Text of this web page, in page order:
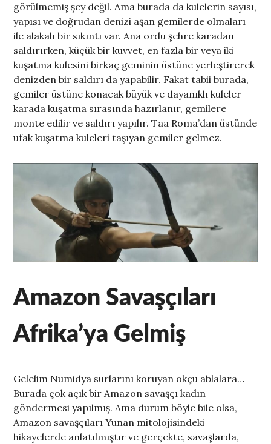
görülmemiş şey değil. Ama burada da kulelerin sayısı,
yapısı ve doğrudan denizi aşan gemilerde olmaları
ile alakalı bir sıkıntı var. Ana ordu şehre karadan
saldırırken, küçük bir kuvvet, en fazla bir veya iki
kuşatma kulesini birkaç geminin üstüne yerleştirerek
denizden bir saldırı da yapabilir. Fakat tabii burada,
gemiler üstüne konacak büyük ve dayanıklı kuleler
karada kuşatma sırasında hazırlanır, gemilere
monte edilir ve saldırı yapılır. Taa Roma’dan üstünde
ufak kuşatma kuleleri taşıyan gemiler gelmez.
Amazon Savaşçıları
Afrika’ya Gelmiş
Gelelim Numidya surlarını koruyan okçu ablalara…
Burada çok açık bir Amazon savaşçı kadın
göndermesi yapılmış. Ama durum böyle bile olsa,
Amazon savaşçıları Yunan mitolojisindeki
hikayelerde anlatılmıştır ve gerçekte, savaşlarda,